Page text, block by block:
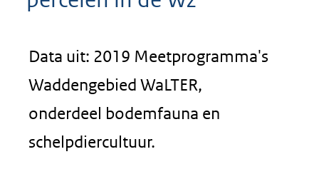
Data uit: 2019 Meetprogramma's
Waddengebied WaLTER,
onderdeel bodemfauna en
schelpdiercultuur.